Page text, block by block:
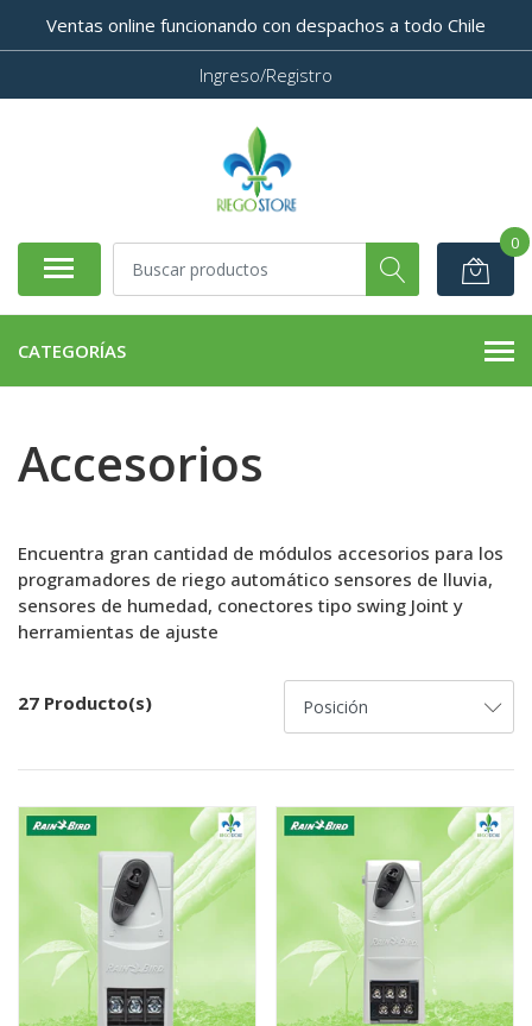
Ventas online funcionando con despachos a todo Chile
Ingreso/Registro
0
CATEGORÍAS
Accesorios
Encuentra gran cantidad de módulos accesorios para los
programadores de riego automático sensores de lluvia,
sensores de humedad, conectores tipo swing Joint y
herramientas de ajuste
27 Producto(s)